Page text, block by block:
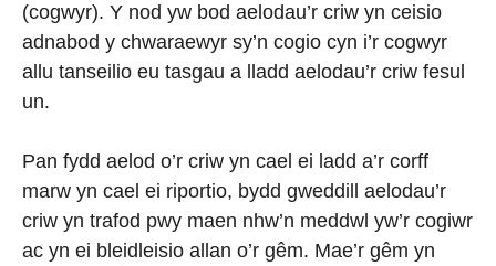
(cogwyr). Y nod yw bod aelodau’r criw yn ceisio
adnabod y chwaraewyr sy’n cogio cyn i’r cogwyr
allu tanseilio eu tasgau a lladd aelodau’r criw fesul
un.
Pan fydd aelod o’r criw yn cael ei ladd a’r corff
marw yn cael ei riportio, bydd gweddill aelodau’r
criw yn trafod pwy maen nhw’n meddwl yw’r cogiwr
ac yn ei bleidleisio allan o’r gêm. Mae’r gêm yn